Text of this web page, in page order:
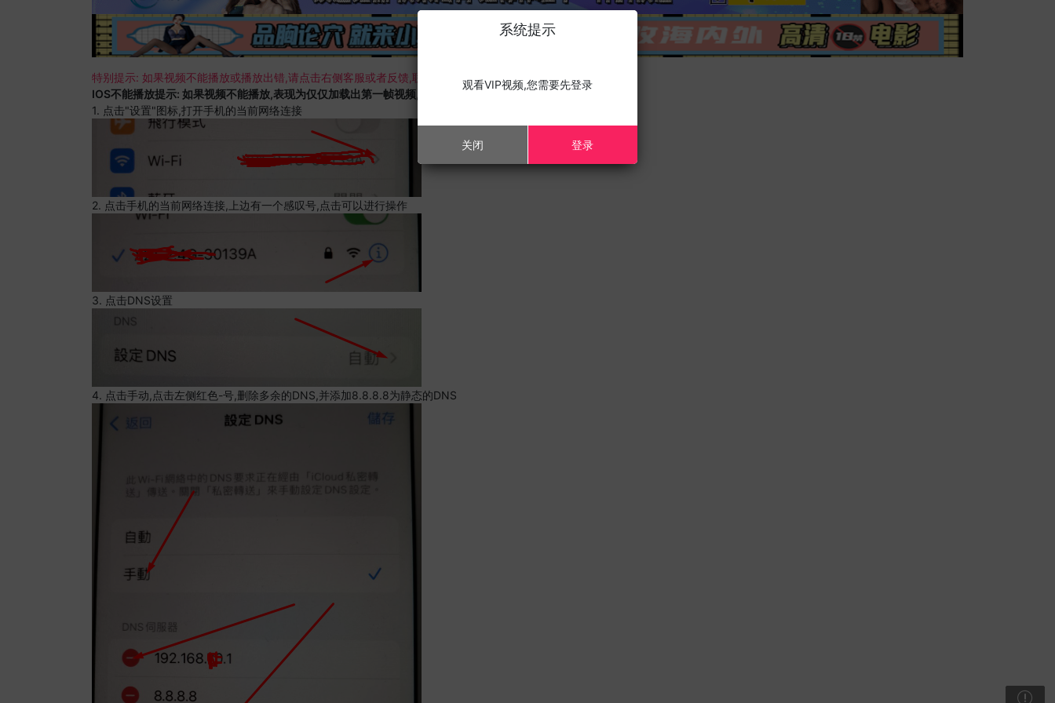
特别提示: 如果视频不能播放或播放出错,请点击右侧客服或者反馈,联系我们;
IOS不能播放提示: 如果视频不能播放,表现为仅仅加载出第一帧视频,且您的设备为苹果手机,请进行以下修改;
1. 点击"设置"图标,打开手机的当前网络连接
2. 点击手机的当前网络连接,上边有一个感叹号,点击可以进行操作
3. 点击DNS设置
4. 点击手动,点击左侧红色-号,删除多余的DNS,并添加8.8.8.8为静态的DNS
系统提示
观看VIP视频,您需要先登录
关闭 登录